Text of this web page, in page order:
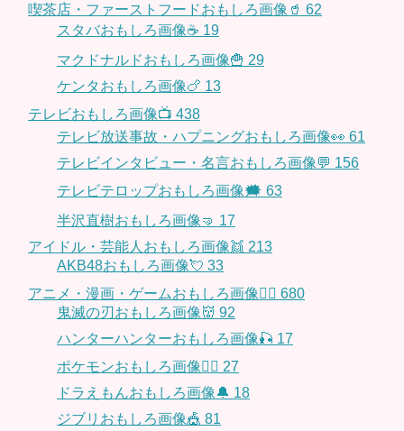
喫茶店・ファーストフードおもしろ画像🥤 62
スタバおもしろ画像☕️ 19
マクドナルドおもしろ画像🍟 29
ケンタおもしろ画像🍗 13
テレビおもしろ画像📺 438
テレビ放送事故・ハプニングおもしろ画像👀 61
テレビインタビュー・名言おもしろ画像💬 156
テレビテロップおもしろ画像🗯 63
半沢直樹おもしろ画像🤜 17
アイドル・芸能人おもしろ画像👯 213
AKB48おもしろ画像💘 33
アニメ・漫画・ゲームおもしろ画像🧚‍♀️ 680
鬼滅の刃おもしろ画像👹 92
ハンターハンターおもしろ画像🎣 17
ポケモンおもしろ画像🤹‍♂️ 27
ドラえもんおもしろ画像🔔 18
ジブリおもしろ画像🎪 81